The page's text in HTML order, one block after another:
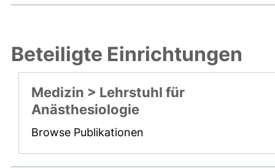
Beteiligte Einrichtungen
Medizin > Lehrstuhl für
Anästhesiologie
Browse Publikationen